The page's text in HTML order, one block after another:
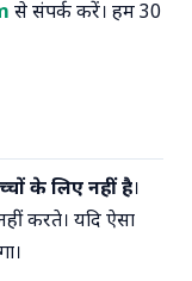
से संपर्क करें। हम 30
के लिए नहीं है।
करते। यदि ऐसा